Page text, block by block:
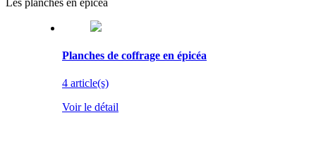
Planches de coffrage en épicéa
4 article(s)
Voir le détail